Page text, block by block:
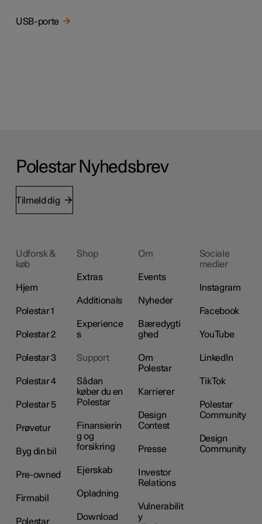
USB-porte
Polestar Nyhedsbrev
Tilmeld dig
Udforsk &
køb
Hjem
Polestar 1
Polestar 2
Polestar 3
Polestar 4
Polestar 5
Prøvetur
Byg din bil
Pre-owned
Firmabil
Polestar
Shop
Extras
Additionals
Experience
s
Support
Sådan
køber du en
Polestar
Finansierin
g og
forsikring
Ejerskab
Opladning
Download
Om
Events
Nyheder
Bæredygti
ghed
Om
Polestar
Karrierer
Design
Contest
Presse
Investor
Relations
Vulnerabilit
y
Sociale
medier
Instagram
Facebook
YouTube
LinkedIn
TikTok
Polestar
Community
Design
Community